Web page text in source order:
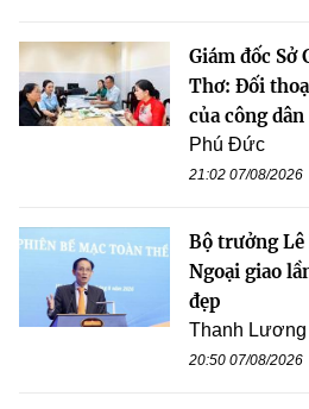
Giám đốc Sở
Thơ: Đối
của công dân
Phú Đức
21:02 07/08/2026
Bộ trưởng
Ngoại giao
đẹp
Thanh Lương
20:50 07/08/2026